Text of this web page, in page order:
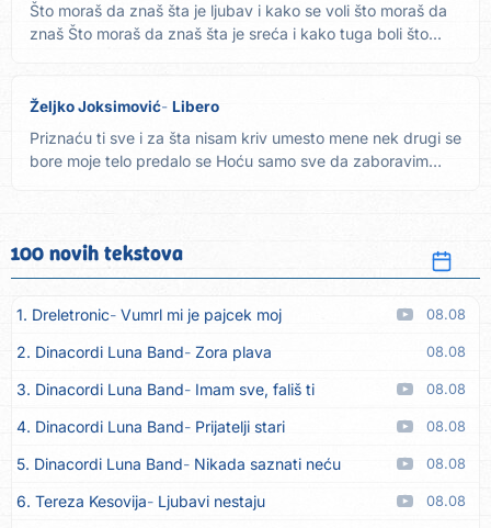
Što moraš da znaš šta je ljubav i kako se voli što moraš da
znaš Što moraš da znaš šta je sreća i kako tuga boli što...
Željko Joksimović Libero
Priznaću ti sve i za šta nisam kriv umesto mene nek drugi se
bore moje telo predalo se Hoću samo sve da zaboravim
100 novih tekstova
1. Dreletronic Vumrl mi je pajcek moj 08.08
2. Dinacordi Luna Band Zora plava 08.08
3. Dinacordi Luna Band Imam sve, fališ ti 08.08
4. Dinacordi Luna Band Prijatelji stari 08.08
5. Dinacordi Luna Band Nikada saznati neću 08.08
6. Tereza Kesovija Ljubavi nestaju 08.08